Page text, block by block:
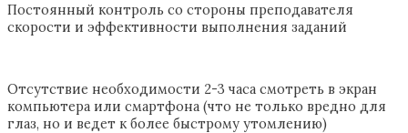
Постоянный контроль со стороны преподавателя
скорости и эффективности выполнения заданий
Отсутствие необходимости 2-3 часа смотреть в экран
компьютера или смартфона (что не только вредно для
глаз, но и ведет к более быстрому утомлению)